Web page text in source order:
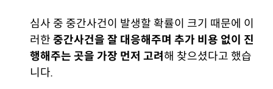
심사 중 중간사건이 발생할 확률이 크기 때문에 이
러한중간사건을 잘 대응해주며 추가 비용 없이 진
행해주는 곳을 가장 먼저 고려 해 찾으셨다고 했습
니다.